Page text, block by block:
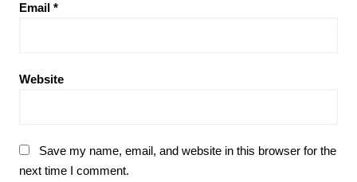
Email *
Website
Save my name, email, and website in this browser for the
next time I comment.